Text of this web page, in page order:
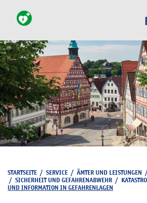
STARTSEITE / SERVICE / ÄMTER UND LEISTUNGEN
/ SICHERHEIT UND GEFAHRENABWEHR /
UND INFORMATION IN GEFAHRENLAGEN